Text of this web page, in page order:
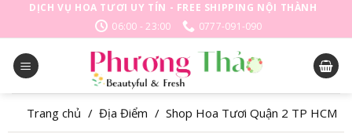
DỊCH VỤ HOA TƯƠI UY TÍN - FREE SHIPPING NỘI THÀNH
06:00 - 23:00
0777-091-090
Trang chủ / Địa Điểm / Shop Hoa Tươi Quận 2 TP HCM